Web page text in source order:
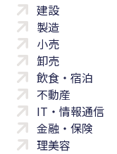
建設
製造
小売
卸売
飲食・宿泊
不動産
IT・情報通信
金融・保険
理美容